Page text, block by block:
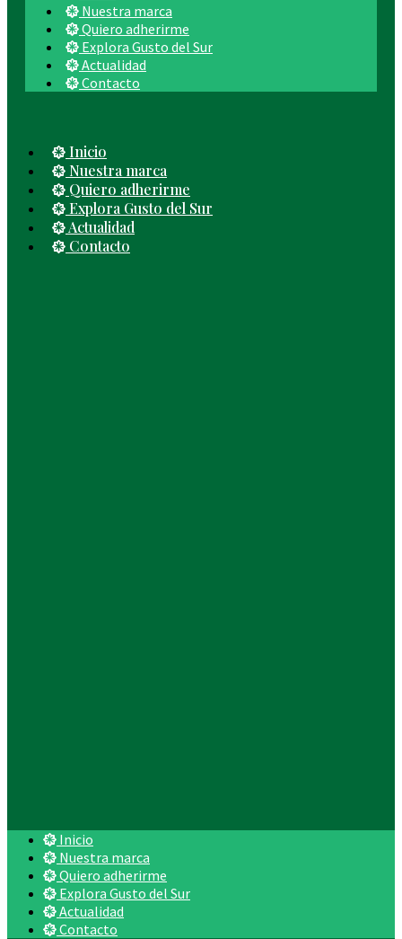
Nuestra marca
Quiero adherirme
Explora Gusto del Sur
Actualidad
Contacto
Inicio
Nuestra marca
Quiero adherirme
Explora Gusto del Sur
Actualidad
Contacto
Inicio
Nuestra marca
Quiero adherirme
Explora Gusto del Sur
Actualidad
Contacto